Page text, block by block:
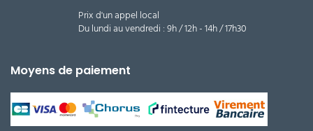
Prix d'un appel local
Du lundi au vendredi : 9h / 12h - 14h / 17h30
Moyens de paiement